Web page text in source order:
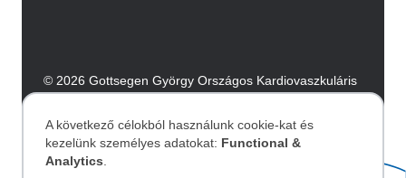
© 2026 Gottsegen György Országos Kardiovaszkuláris
Intézet. Minden jog fenntartva.
Személyes
A következő célokból használunk cookie-kat és
kezelünk személyes adatokat: Functional &
Analytics